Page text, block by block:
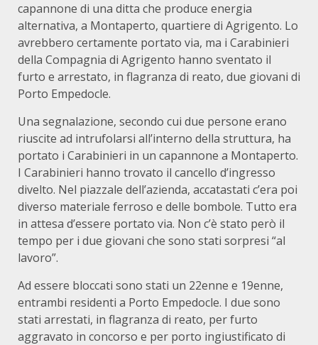
capannone di una ditta che produce energia
alternativa, a Montaperto, quartiere di Agrigento. Lo
avrebbero certamente portato via, ma i Carabinieri
della Compagnia di Agrigento hanno sventato il
furto e arrestato, in flagranza di reato, due giovani di
Porto Empedocle.
Una segnalazione, secondo cui due persone erano
riuscite ad intrufolarsi all’interno della struttura, ha
portato i Carabinieri in un capannone a Montaperto.
I Carabinieri hanno trovato il cancello d’ingresso
divelto. Nel piazzale dell’azienda, accatastati c’era poi
diverso materiale ferroso e delle bombole. Tutto era
in attesa d’essere portato via. Non c’è stato però il
tempo per i due giovani che sono stati sorpresi “al
lavoro”.
Ad essere bloccati sono stati un 22enne e 19enne,
entrambi residenti a Porto Empedocle. I due sono
stati arrestati, in flagranza di reato, per furto
aggravato in concorso e per porto ingiustificato di